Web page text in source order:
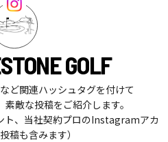
GOLF
ど関連ハッシュタグを付けて
敵な投稿をご紹介します。
ト、当社契約プロのInstagramアカ
稿も含みます）